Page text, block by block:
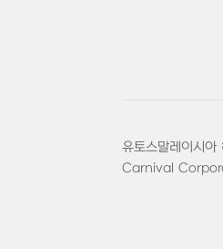
유토스말레이시
Carnival